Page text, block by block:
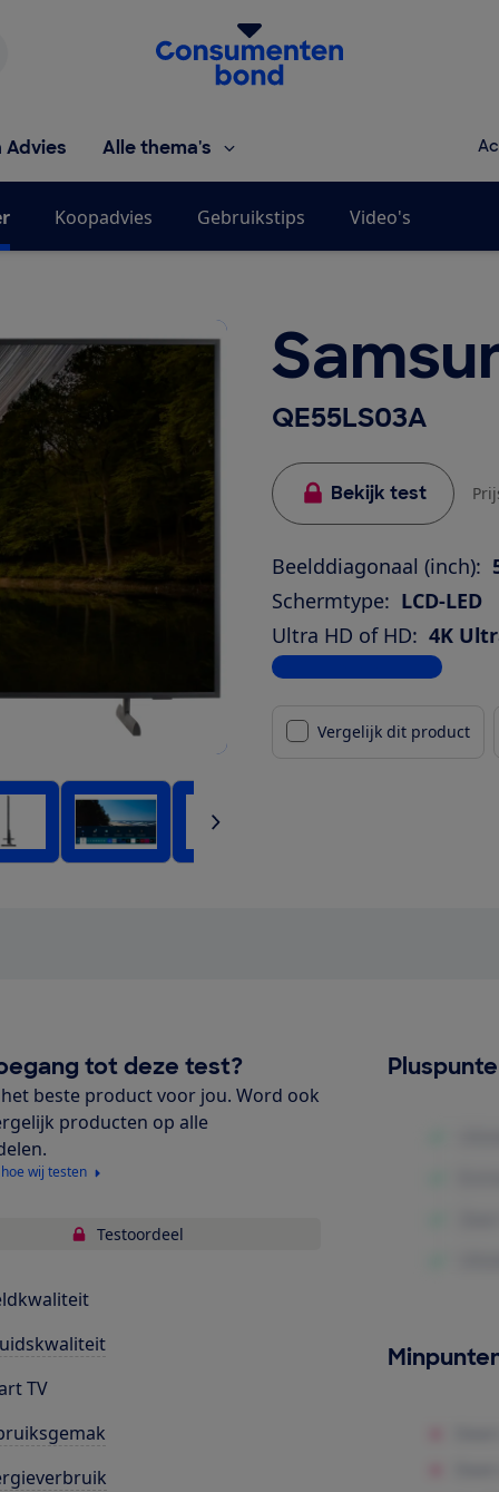
Homepage van de Consumentenbond
Advies Alle thema's
Koopadvies Gebruikstips Video's
QE55LS03A
Bekijk test
Beelddiagonaal (inch):
Schermtype: LCD-LED
Ultra HD of HD: 4K
Bekijk alle specificaties
Vergelijk dit product
tot deze test?
beste product voor jou. Word ook
producten op alle
wij testen
Testoordeel
TV